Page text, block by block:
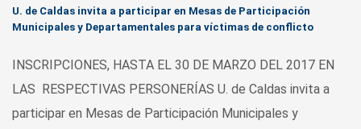
U. de Caldas invita a participar en Mesas de Participación
Municipales y Departamentales para víctimas de conflicto
INSCRIPCIONES, HASTA EL 30 DE MARZO DEL 2017 EN
LAS RESPECTIVAS PERSONERÍAS U. de Caldas invita a
participar en Mesas de Participación Municipales y